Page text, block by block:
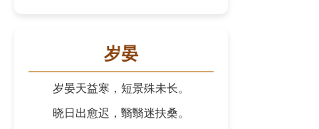
岁晏
岁晏天益寒，短景殊未长。
晓日出愈迟，翳翳迷扶桑。